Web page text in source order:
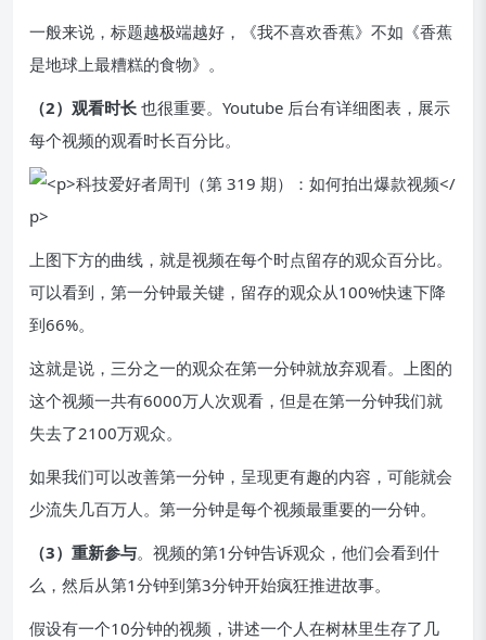
一般来说，标题越极端越好，《我不喜欢香蕉》不如《香蕉
是地球上最糟糕的食物》。
（2）观看时长 也很重要。Youtube 后台有详细图表，展示
每个视频的观看时长百分比。
上图下方的曲线，就是视频在每个时点留存的观众百分比。
可以看到，第一分钟最关键，留存的观众从100%快速下降
到66%。
这就是说，三分之一的观众在第一分钟就放弃观看。上图的
这个视频一共有6000万人次观看，但是在第一分钟我们就
失去了2100万观众。
如果我们可以改善第一分钟，呈现更有趣的内容，可能就会
少流失几百万人。第一分钟是每个视频最重要的一分钟。
（3）重新参与。视频的第1分钟告诉观众，他们会看到什
么，然后从第1分钟到第3分钟开始疯狂推进故事。
假设有一个10分钟的视频，讲述一个人在树林里生存了几